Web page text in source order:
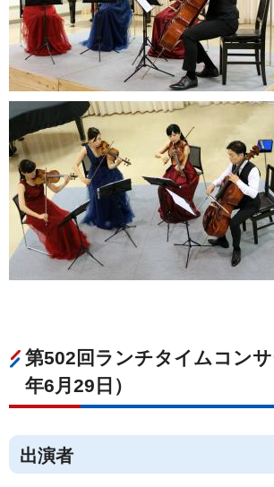
第502回ランチタイムコン
年6月29日）
出演者